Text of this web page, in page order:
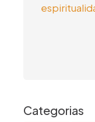
Categorias